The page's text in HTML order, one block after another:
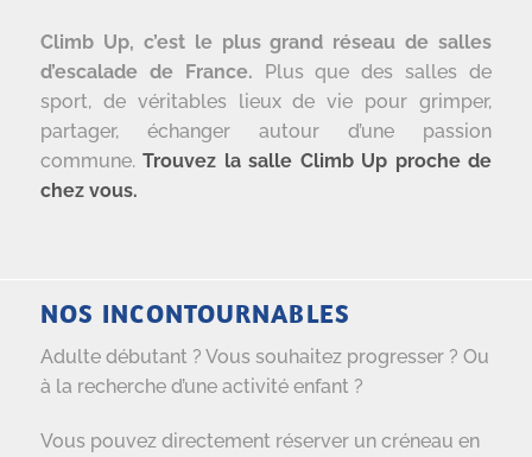
Climb Up, c’est le plus grand réseau de salles
d’escalade de France. Plus que des salles de
sport, de véritables lieux de vie pour grimper,
partager, échanger autour d’une passion
commune.Trouvez la salle Climb Up proche de
chez vous.
NOS INCONTOURNABLES
Adulte débutant ? Vous souhaitez progresser ? Ou
à la recherche d’une activité enfant ?
Vous pouvez directement réserver un créneau en